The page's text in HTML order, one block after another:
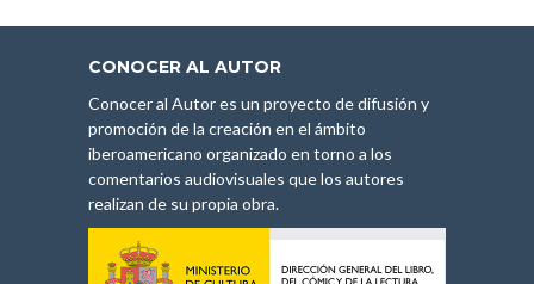
CONOCER AL AUTOR
Conocer al Autor es un proyecto de difusión y
promoción de la creación en el ámbito
iberoamericano organizado en torno a los
comentarios audiovisuales que los autores
realizan de su propia obra.